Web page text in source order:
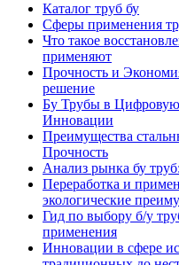
Каталог труб бу
Сферы применения
Что такое
применяют
Прочность и
решение
Бу Трубы в Цифровую
Инновации
Преимущества
Прочность
Анализ рынка бу
Переработка и
экологические
Гид по выбору б/у
применения
Инновации в сфере